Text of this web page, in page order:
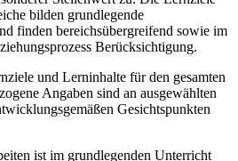
bilden grundlegende
finden bereichsübergreifend sowie im
Berücksichtigung.
und Lerninhalte für den gesamten
Angaben sind an ausgewählten
Gesichtspunkten
ist im grundlegenden Unterricht